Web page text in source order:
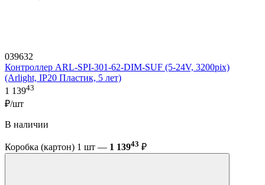
039632
Контроллер ARL-SPI-301-62-DIM-SUF (5-24V, 3200pix)
(Arlight, IP20 Пластик, 5 лет)
1 13943
₽/шт
В наличии
Коробка (картон) 1 шт — 1 13943 ₽